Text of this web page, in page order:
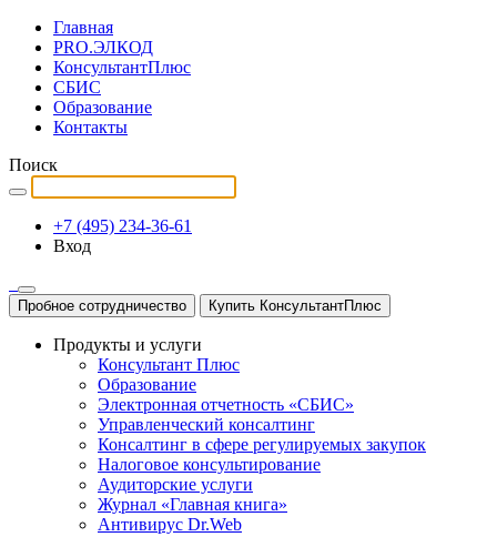
Главная
PRO.ЭЛКОД
КонсультантПлюс
СБИС
Образование
Контакты
Поиск
+7 (495) 234-36-61
Вход
Пробное сотрудничество Купить КонсультантПлюс
Продукты и услуги
Консультант Плюс
Образование
Электронная отчетность «СБИС»
Управленческий консалтинг
Консалтинг в сфере регулируемых закупок
Налоговое консультирование
Аудиторские услуги
Журнал «Главная книга»
Антивирус Dr.Web